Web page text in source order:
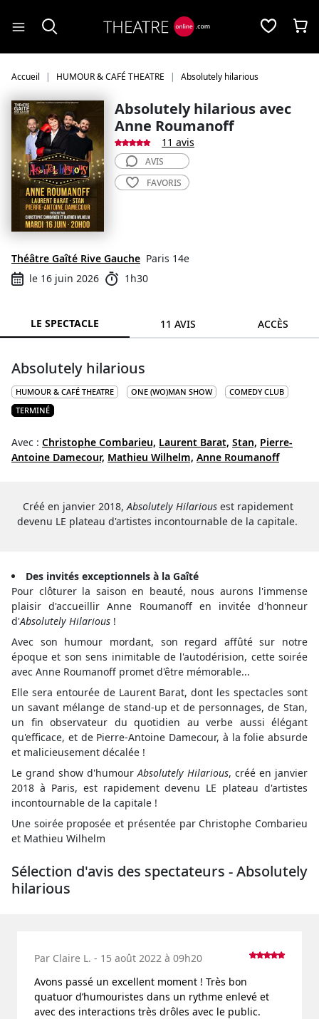
Accueil HUMOUR & CAFÉ THEATRE Absolutely hilarious
Absolutely hilarious avec
Anne Roumanoff
11 avis
Théâtre Gaîté Rive Gauche Paris 14e
le 16 juin 2026
1h30
AVIS
FAVORIS
LE SPECTACLE 11 AVIS ACCÈS
Absolutely hilarious
HUMOUR & CAFÉ THEATRE ONE (WO)MAN SHOW
COMEDY CLUB
TERMINÉ
Avec : Christophe Combarieu, Laurent Barat, Stan, Pierre-
Antoine Damecour, Mathieu Wilhelm, Anne Roumanoff
Créé en janvier 2018,Absolutely Hilarious est rapidement
devenu LE plateau d'artistes incontournable de la capitale.
Des invités exceptionnels à la Gaîté
Pour clôturer la saison en beauté, nous aurons l'immense
plaisir d'accueillir Anne Roumanoff en invitée d'honneur
d'Absolutely Hilarious !
Avec son humour mordant, son regard affûté sur notre
époque et son sens inimitable de l'autodérision, cette soirée
avec Anne Roumanoff promet d'être mémorable...
Elle sera entourée de Laurent Barat, dont les spectacles sont
un savant mélange de stand-up et de personnages, de Stan,
un fin observateur du quotidien au verbe aussi élégant
qu'efficace, et de Pierre-Antoine Damecour, à la folie absurde
et malicieusement décalée !
Le grand show d'humourAbsolutely Hilarious, créé en janvier
2018 à Paris, est rapidement devenu LE plateau d'artistes
incontournable de la capitale !
Une soirée proposée et présentée par Christophe Combarieu
et Mathieu Wilhelm
Sélection d'avis des spectateurs - Absolutely
hilarious
Par Claire L. - 15 août 2022 à 09h20
Avons passé un excellent moment ! Très bon
quatuor d’humouristes dans un rythme enlevé et
avec des interactions très drôles avec le public.